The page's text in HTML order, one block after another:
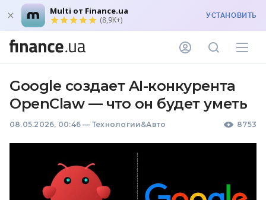
Multi от Finance.ua
(8,9K+) УСТАНОВИТЬ
Google создает AI-конкурента
OpenClaw — что он будет уметь
08.05.2026, 00:46 — Технологии&Авто 8753